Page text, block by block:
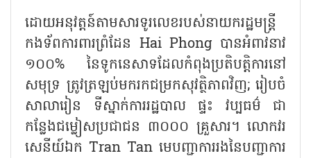
ដោយអនុវត្តន៍តាមសារទូរលេខរបស់នាយករដ្ឋមន្ត្រី
កងទ័ពការពារព្រំដែន Hai Phong បានអំពាវនាវ
១០០% នៃទូកនេសាទដែលកំពុងប្រតិបត្តិការនៅ
សមុទ្រ ត្រូវត្រឡប់មករកជម្រកសុវត្ថិភាពវិញ; រៀបចំ
សាលារៀន ទីស្នាក់ការរដ្ឋបាល ផ្ទះ វប្បធម៌ ជា
កន្លែងជម្លៀសប្រជាជន ៣០០០ គ្រួសារ។ លោកវរ
សេនីយ៍ឯក Tran Tan មេបញ្ជាការរងនៃបញ្ជាការ